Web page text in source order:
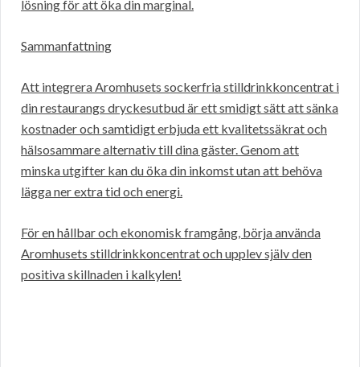
lösning för att öka din marginal.
Sammanfattning
Att integrera Aromhusets sockerfria stilldrinkkoncentrat i
din restaurangs dryckesutbud är ett smidigt sätt att sänka
kostnader och samtidigt erbjuda ett kvalitetssäkrat och
hälsosammare alternativ till dina gäster. Genom att
minska utgifter kan du öka din inkomst utan att behöva
lägga ner extra tid och energi.
För en hållbar och ekonomisk framgång, börja använda
Aromhusets stilldrinkkoncentrat och upplev själv den
positiva skillnaden i kalkylen!